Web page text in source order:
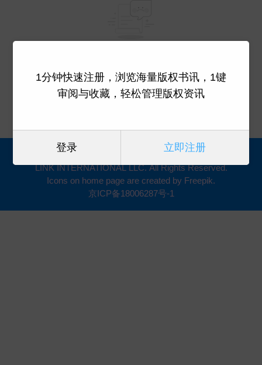
Copyright (2005-2023) 凯琳国际文化版权代理 CA-
LINK INTERNATIONAL LLC. All Rights Reserved.
Icons on home page are created by Freepik.
京ICP备18006287号-1
1分钟快速注册，浏览海量版权书讯，1键
审阅与收藏，轻松管理版权资讯
登录 立即注册